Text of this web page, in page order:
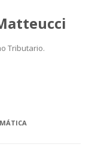
Tributario.